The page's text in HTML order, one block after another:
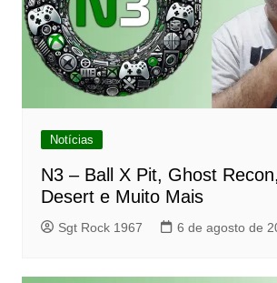
Notícias
N3 – Ball X Pit, Ghost
Desert e Muito Mais
Sgt Rock 1967 6 de agosto de